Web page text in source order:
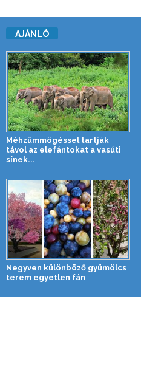
AJÁNLÓ
Méhzümmögéssel tartják
távol az elefántokat a vasúti
sínek...
Negyven különböző gyümölcs
terem egyetlen fán